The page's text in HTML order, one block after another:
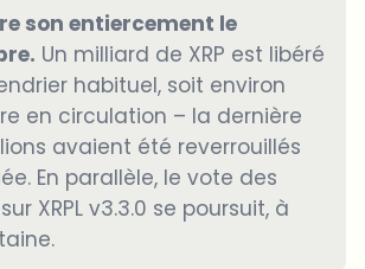
son entiercement le
Un milliard de XRP est libéré
habituel, soit environ
en circulation – la dernière
avaient été reverrouillés
En parallèle, le vote des
XRPL v3.3.0 se poursuit, à